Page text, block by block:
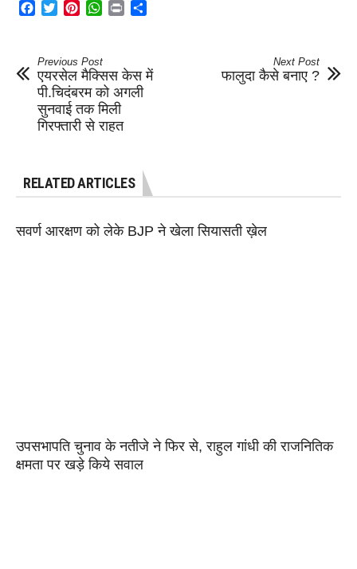
Facebook
TwitterPinterestWhatsApp
Print
Previous Post
एयरसेल मैक्सिस केस में
पी.चिदंबरम को अगली
सुनवाई तक मिली
गिरफ्तारी से राहत
Next Post
फालुदा कैसे बनाए ?
RELATED ARTICLES
सवर्ण आरक्षण को लेके BJP ने खेला सियासती ख़ेल
उपसभापति चुनाव के नतीजे ने फिर से, राहुल गांधी की राजनितिक
क्षमता पर खड़े किये सवाल